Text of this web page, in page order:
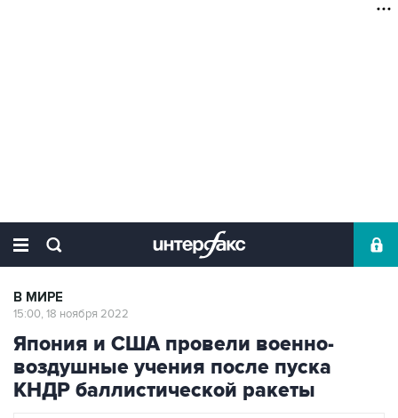
В МИРЕ
15:00, 18 ноября 2022
Япония и США провели военно-
воздушные учения после пуска
КНДР баллистической ракеты